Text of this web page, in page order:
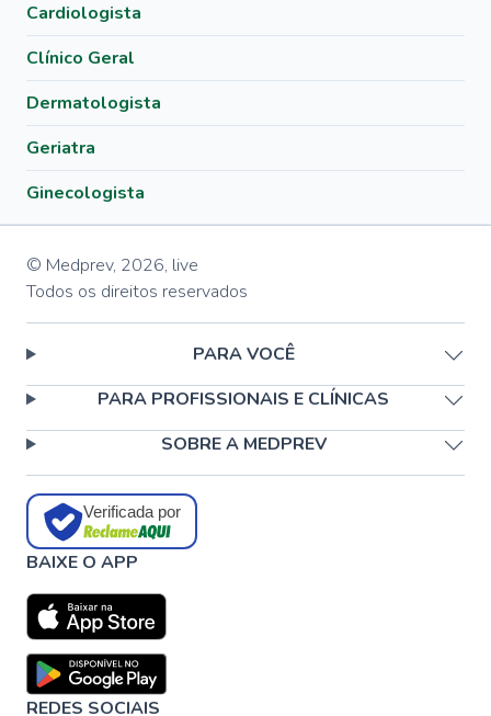
Cardiologista
Clínico Geral
Dermatologista
Geriatra
Ginecologista
© Medprev, 2026, live
Todos os direitos reservados
PARA VOCÊ
PARA PROFISSIONAIS E CLÍNICAS
SOBRE A MEDPREV
Verificada por
BAIXE O APP
REDES SOCIAIS